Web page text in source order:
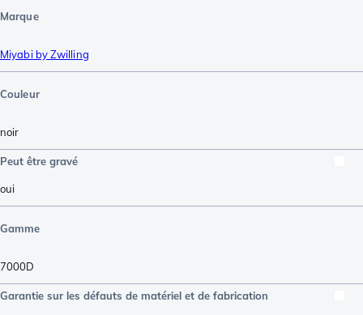
Marque
Miyabi by Zwilling
Couleur
noir
Peut être gravé
oui
Gamme
7000D
Garantie sur les défauts de matériel et de fabrication